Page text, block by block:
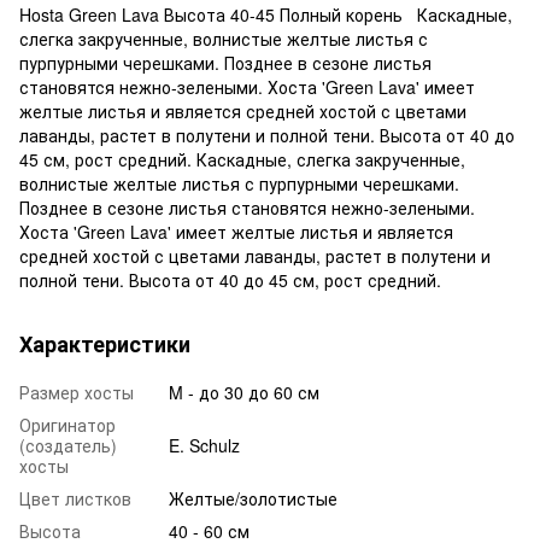
Hosta Green Lava Высота 40-45 Полный корень Каскадные,
слегка закрученные, волнистые желтые листья с
пурпурными черешками. Позднее в сезоне листья
становятся нежно-зелеными. Хоста 'Green Lava' имеет
желтые листья и является средней хостой с цветами
лаванды, растет в полутени и полной тени. Высота от 40 до
45 см, рост средний. Каскадные, слегка закрученные,
волнистые желтые листья с пурпурными черешками.
Позднее в сезоне листья становятся нежно-зелеными.
Хоста 'Green Lava' имеет желтые листья и является
средней хостой с цветами лаванды, растет в полутени и
полной тени. Высота от 40 до 45 см, рост средний.
Характеристики
Размер хосты
M - до 30 до 60 см
Оригинатор
(создатель)
хосты
E. Schulz
Цвет листков
Желтые/золотистые
Высота
40 - 60 см